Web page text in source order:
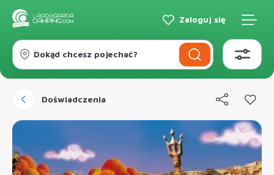
Zaloguj się
Dokąd chcesz pojechać?
Doświadczenia